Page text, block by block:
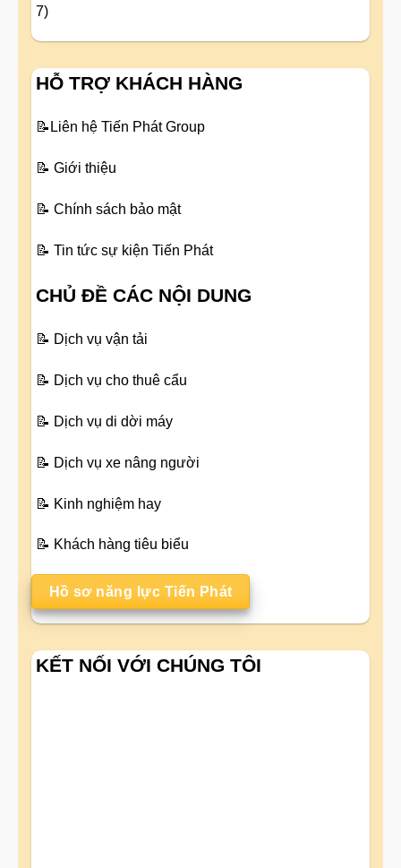
7)
HỖ TRỢ KHÁCH HÀNG
📝 Liên hệ Tiến Phát Group
📝 Giới thiệu
📝 Chính sách bảo mật
📝 Tin tức sự kiện Tiến Phát
CHỦ ĐỀ CÁC NỘI DUNG
📝 Dịch vụ vận tải
📝 Dịch vụ cho thuê cẩu
📝 Dịch vụ di dời máy
📝 Dịch vụ xe nâng người
📝 Kinh nghiệm hay
📝 Khách hàng tiêu biểu
Hồ sơ năng lực Tiến Phát
KẾT NỐI VỚI CHÚNG TÔI